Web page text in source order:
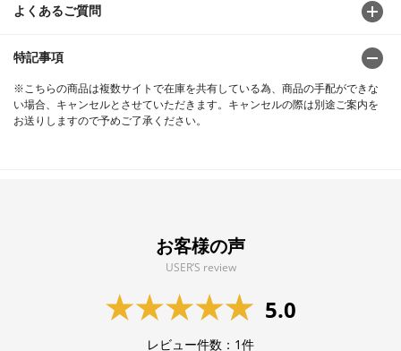
よくあるご質問
特記事項
※こちらの商品は複数サイトで在庫を共有している為、商品の手配ができな
い場合、キャンセルとさせていただきます。キャンセルの際は別途ご案内を
お送りしますので予めご了承ください。
お客様の声
USER’S review
5.0
レビュー件数： 1件